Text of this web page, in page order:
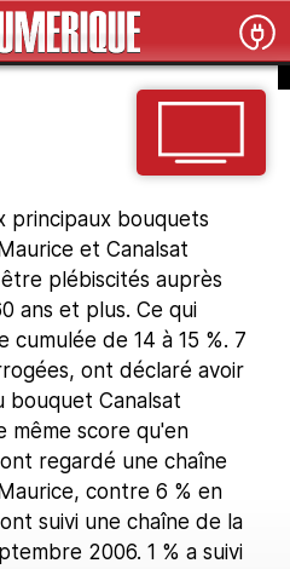
principaux bouquets
et Canalsat
plébiscités auprès
ans et plus. Ce qui
cumulée de 14 à 15 %. 7
ont déclaré avoir
bouquet Canalsat
même score qu'en
regardé une chaîne
contre 6 % en
suivi une chaîne de la
2006. 1 % a suivi